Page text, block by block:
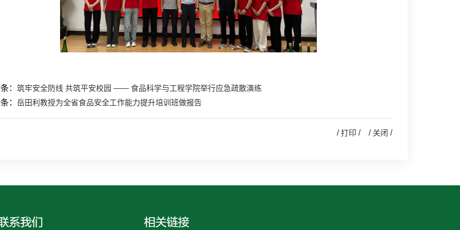
： 筑牢安全防线 共筑平安校园 —— 食品科学与工程学院举行应急疏散演练
： 岳田利教授为全省食品安全工作能力提升培训班做报告
/打印 / / 关闭 /